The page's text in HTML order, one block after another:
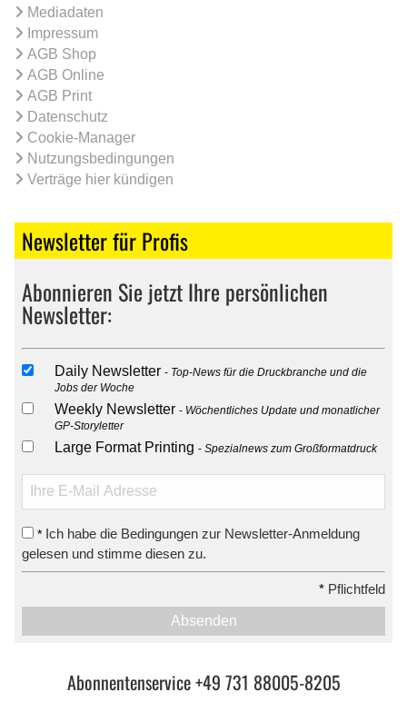
Mediadaten
Impressum
AGB Shop
AGB Online
AGB Print
Datenschutz
Cookie-Manager
Nutzungsbedingungen
Verträge hier kündigen
Newsletter für Profis
Abonnieren Sie jetzt Ihre persönlichen
Newsletter:
Daily Newsletter
Top-News für die Druckbranche und die
Jobs der Woche
Weekly Newsletter
Wöchentliches Update und monatlicher
GP-Storyletter
Large Format Printing Spezialnews zum Großformatdruck
* Ich habe die Bedingungen zur Newsletter-Anmeldung
gelesen und stimme diesen zu.
* Pflichtfeld
Absenden
Abonnentenservice +49 731 88005-8205